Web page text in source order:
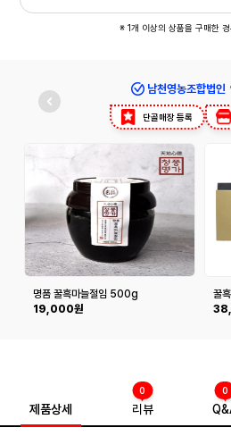
※ 1개 이상의 상품을 구매한
남천영농조합법인
단골매장 등록
명품 꿀흑마늘절임 500g
19,000원
꿀
제품상세 리뷰
0 0